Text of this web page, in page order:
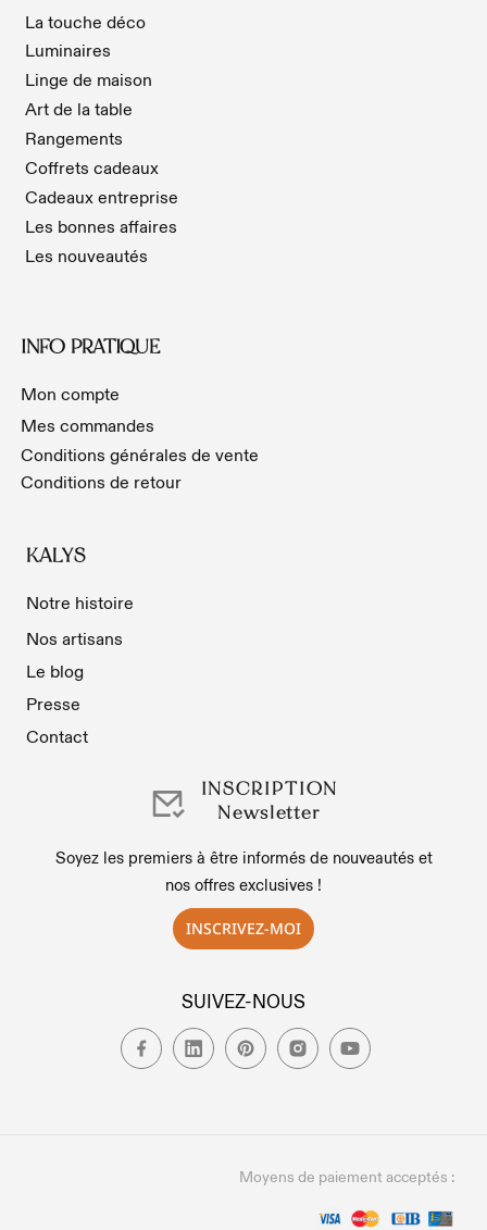
La touche déco
Luminaires
Linge de maison
Art de la table
Rangements
Coffrets cadeaux
Cadeaux entreprise
Les bonnes affaires
Les nouveautés
INFO PRATIQUE
Mon compte
Mes commandes
Conditions générales de vente
Conditions de retour
KALYS
Notre histoire
Nos artisans
Le blog
Presse
Contact
INSCRIPTION
Newsletter
Soyez les premiers à être informés de nouveautés et
nos offres exclusives !
INSCRIVEZ-MOI
SUIVEZ-NOUS
Moyens de paiement acceptés :